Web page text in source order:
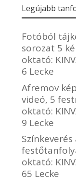
Legújabb
Fotóból
sorozat 5
oktató:
6 Lecke
Afremov
videó, 5
oktató:
9 Lecke
oktató:
65 Lecke